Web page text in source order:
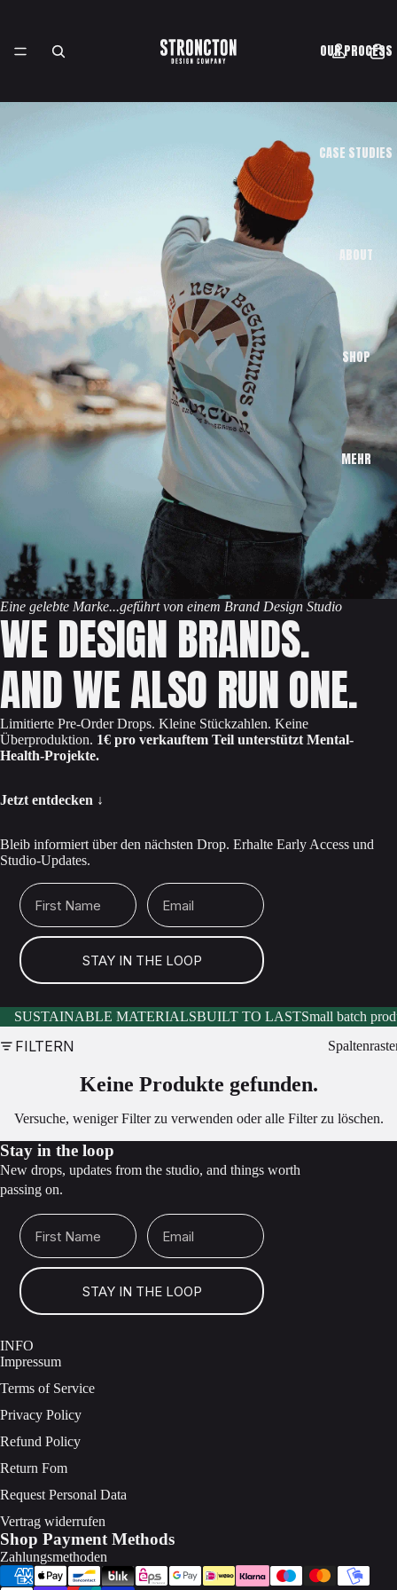
OUR PROCESS
CASE STUDIES
ABOUT
SHOP
MEHR
Eine gelebte Marke...geführt von einem Brand Design Studio
WE DESIGN BRANDS.
AND WE ALSO RUN ONE.
Limitierte Pre-Order Drops. Kleine Stückzahlen. Keine
Überproduktion. 1€ pro verkauftem Teil unterstützt Mental-
Health-Projekte.
Jetzt entdecken ↓
Bleib informiert über den nächsten Drop. Erhalte Early Access und
Studio-Updates.
First Name Email
STAY IN THE LOOP
SUSTAINABLE MATERIALSBUILT TO LASTSmall batch
FILTERN
Keine Produkte gefunden.
Versuche, weniger Filter zu verwenden oderalle Filter zu löschen.
Stay in the loop
New drops, updates from the studio, and things worth
passing on.
First Name Email
STAY IN THE LOOP
INFO
Impressum
Terms of Service
Privacy Policy
Refund Policy
Return Fom
Request Personal Data
Vertrag widerrufen
Shop Payment Methods
Zahlungsmethoden